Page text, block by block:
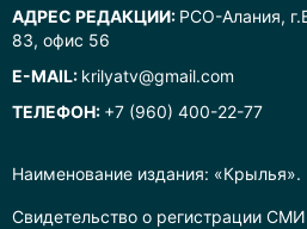
Наименование издания: «Крылья».
Свидетельство о регистрации
АДРЕС РЕДАКЦИИ: РСО-Алания,
83, офис 56
E-MAIL: krilyatv@gmail.com
ТЕЛЕФОН: +7 (960) 400-22-77